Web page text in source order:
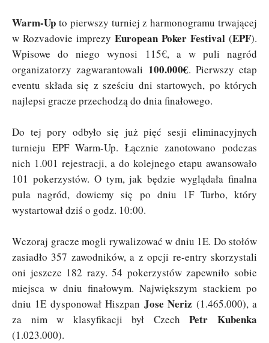
Warm-Up to pierwszy turniej z harmonogramu trwającej
w Rozvadovie imprezy European Poker Festival (EPF).
Wpisowe do niego wynosi 115€, a w puli nagród
organizatorzy zagwarantowali 100.000€. Pierwszy etap
eventu składa się z sześciu dni startowych, po których
najlepsi gracze przechodzą do dnia finałowego.
Do tej pory odbyło się już pięć sesji eliminacyjnych
turnieju EPF Warm-Up. Łącznie zanotowano podczas
nich 1.001 rejestracji, a do kolejnego etapu awansowało
101 pokerzystów. O tym, jak będzie wyglądała finalna
pula nagród, dowiemy się po dniu 1F Turbo, który
wystartował dziś o godz. 10:00.
Wczoraj gracze mogli rywalizować w dniu 1E. Do stołów
zasiadło 357 zawodników, a z opcji re-entry skorzystali
oni jeszcze 182 razy. 54 pokerzystów zapewniło sobie
miejsca w dniu finałowym. Największym stackiem po
dniu 1E dysponował Hiszpan Jose Neriz (1.465.000), a
za nim w klasyfikacji był Czech Petr Kubenka
(1.023.000).